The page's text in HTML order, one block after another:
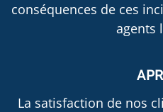
conséquences de ces
agents
La satisfaction de nos